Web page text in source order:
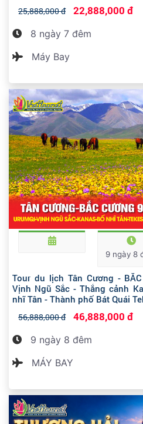
25,888,000 đ 22,888,000 đ
8 ngày 7 đêm
Máy Bay
9 ngày 8
Tour du lịch Tân Cương -
Vịnh Ngũ Sắc - Thắng cảnh
nhĩ Tân - Thành phố Bát Quái
56,888,000 đ 46,888,000 đ
9 ngày 8 đêm
MÁY BAY